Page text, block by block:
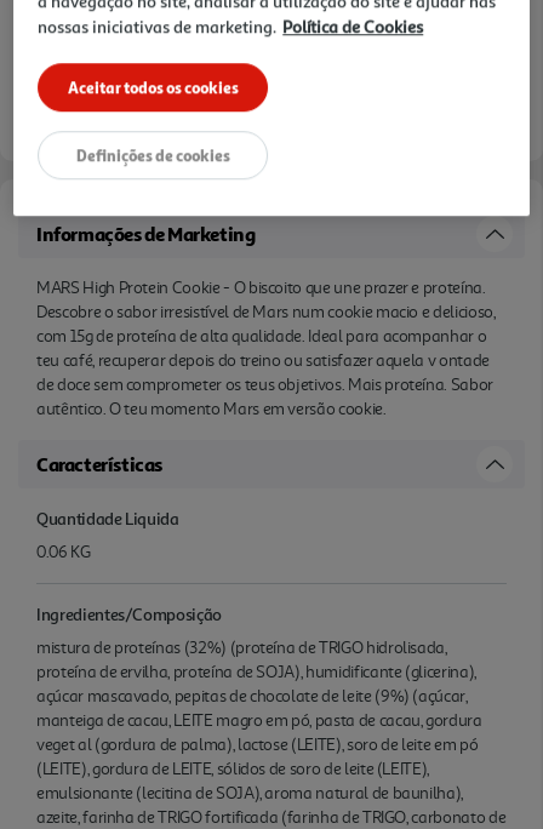
Informações de Marketing
MARS High Protein Cookie - O biscoito que une prazer e proteína.
Descobre o sabor irresistível de Mars num cookie macio e delicioso,
com 15g de proteína de alta qualidade. Ideal para acompanhar o
teu café, recuperar depois do treino ou satisfazer aquela v ontade
de doce sem comprometer os teus objetivos. Mais proteína. Sabor
autêntico. O teu momento Mars em versão cookie.
Características
Quantidade Liquida
0.06 KG
Ingredientes/Composição
mistura de proteínas (32%) (proteína de TRIGO hidrolisada,
proteína de ervilha, proteína de SOJA), humidificante (glicerina),
açúcar mascavado, pepitas de chocolate de leite (9%) (açúcar,
manteiga de cacau, LEITE magro em pó, pasta de cacau, gordura
veget al (gordura de palma), lactose (LEITE), soro de leite em pó
(LEITE), gordura de LEITE, sólidos de soro de leite (LEITE),
emulsionante (lecitina de SOJA), aroma natural de baunilha),
azeite, farinha de TRIGO fortificada (farinha de TRIGO, carbonato de
nossas iniciativas de marketing. Política de Cookies
Aceitar todos os cookies
Definições de cookies